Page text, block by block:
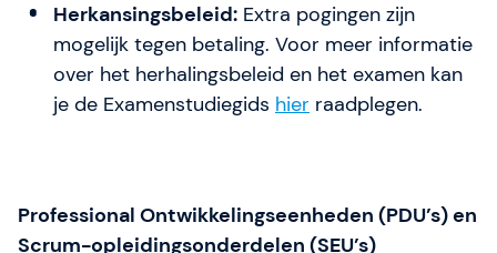
Herkansingsbeleid: Extra pogingen zijn
mogelijk tegen betaling. Voor meer informatie
over het herhalingsbeleid en het examen kan
je de Examenstudiegids hier raadplegen.
Professional Ontwikkelingseenheden (PDU’s) en
Scrum-opleidingsonderdelen (SEU’s)